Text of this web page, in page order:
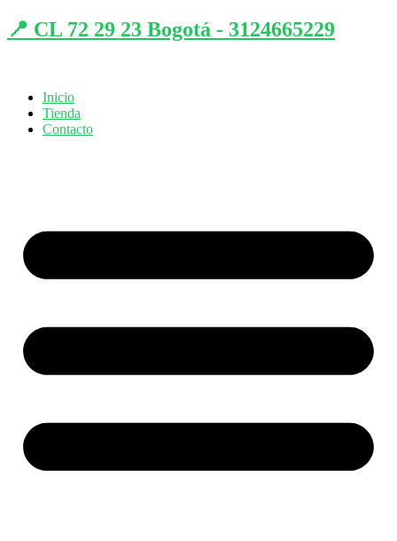
📍 CL 72 29 23 Bogotá - 3124665229
Inicio
Tienda
Contacto